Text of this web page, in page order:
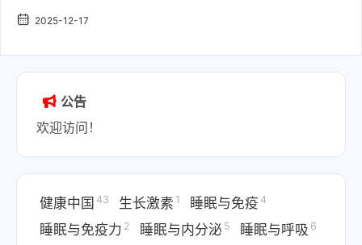
2025-12-17
公告
欢迎访问！
健康中国 43 生长激素 1 睡眠与免疫 4
睡眠与免疫力 2 睡眠与内分泌 5 睡眠与呼吸 6